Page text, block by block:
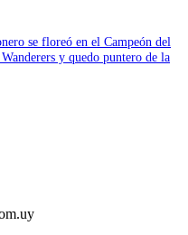
se floreó en el Campeón del
y quedo puntero de la